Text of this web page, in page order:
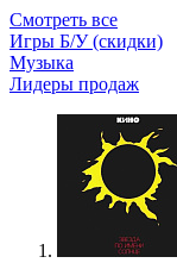
Смотреть все
Игры Б/У (скидки)
Музыка
Лидеры продаж